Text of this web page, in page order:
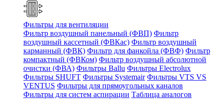
Фильтры для вентиляции
Фильтр воздушный панельный (ФВП) Фильтр
воздушный кассетный (ФВКас) Фильтр воздушный
карманный (ФВК) Фильтр для фанкойла (ФВФ) Фильтр
компактный (ФВКом) Фильтр воздушный абсолютной
очистки (ФВА) Фильтры Ballu Фильтры Electrolux
Фильтры SHUFT Фильтры Systemair Фильтры VTS VS
VENTUS Фильтры для прямоугольных каналов
Фильтры для систем аспирации Таблица аналогов